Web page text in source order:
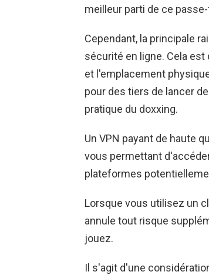
meilleur parti de ce
Cependant, la principale
sécurité en ligne. Cela
et l'emplacement
pour des tiers de lancer
pratique du doxxing.
Un VPN payant de haute
vous permettant
plateformes
Lorsque vous utilisez un
annule tout risque
jouez.
Il s'agit d'une